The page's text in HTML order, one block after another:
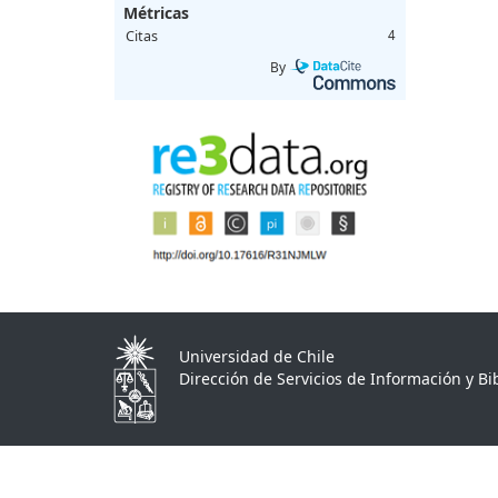
Métricas
Citas 4
By
Universidad de Chile
Dirección de Servicios de Información y